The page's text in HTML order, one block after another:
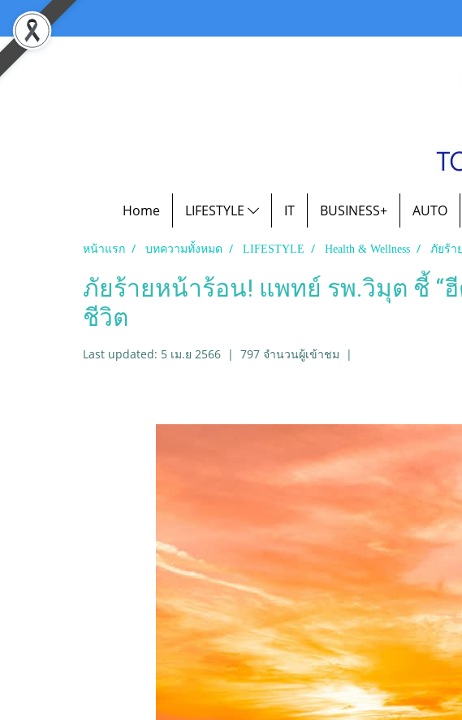
Home LIFESTYLE IT BUSINESS+ AUTO
หน้าแรก บทความทั้งหมด LIFESTYLE Health & Wellness ภัยร้า
ภัยร้ายหน้าร้อน! แพทย์ รพ.วิมุต ชี้ “
ชีวิต
Last updated: 5 เม.ย 2566 | 797 จำนวนผู้เข้าชม |